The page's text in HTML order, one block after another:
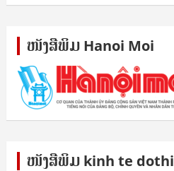
ໜັງ​ສື​ພິມ Hanoi Moi
ໜັງ​ສື​ພິມ kinh te dothi